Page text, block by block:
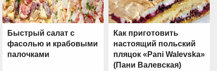
Быстрый салат с
фасолью и крабовыми
палочками
Как приготовить
настоящий польский
пляцок «Pani Walevska»
(Пани Валевская)